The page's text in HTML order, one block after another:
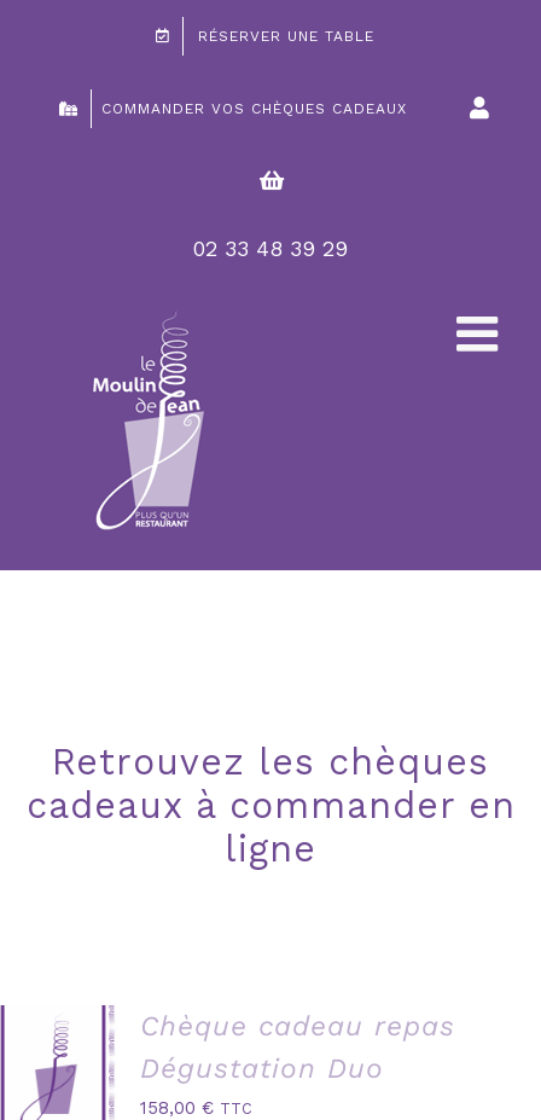
RÉSERVER UNE TABLE
COMMANDER VOS CHÈQUES CADEAUX
02 33 48 39 29
Retrouvez les chèques
cadeaux à commander en
ligne
VOIR LA
CARTE
Chèque cadeau repas
Dégustation Duo
158,00€ TTC